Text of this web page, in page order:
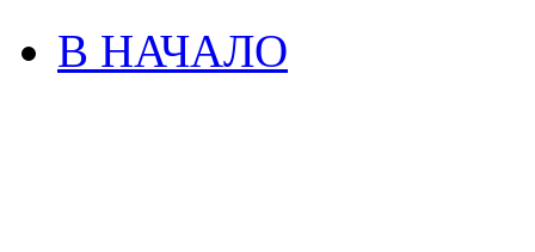
В НАЧАЛО